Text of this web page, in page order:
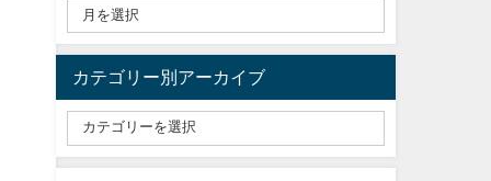
カテゴリー別アーカイブ